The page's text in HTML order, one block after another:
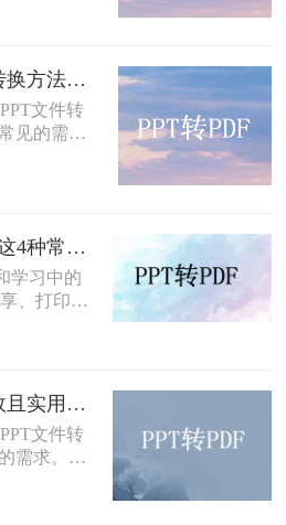
，它是专
呢？下面
ppt如何转pdf？这3种转换方法尝试下！
文件转
见的需
容性强、
印等特
ppt转pdf怎么转？试试这4种常用方法！
学习中的
、打印还
转pdf怎
用方法，
ppt如何转pdf？4种高效且实用的方法详解！
文件转
需求。
式固定、
合用于分